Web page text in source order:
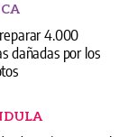
4.000
dañadas por los